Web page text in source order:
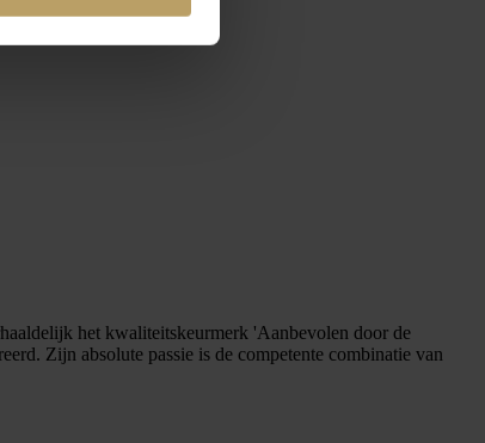
het kwaliteitskeurmerk 'Aanbevolen door de
Zijn absolute passie is de competente combinatie van